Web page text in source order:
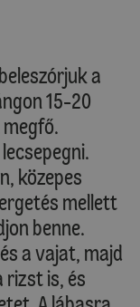
a
15-20
közepes
mellett
benne.
a vajat, majd
rizst is, és